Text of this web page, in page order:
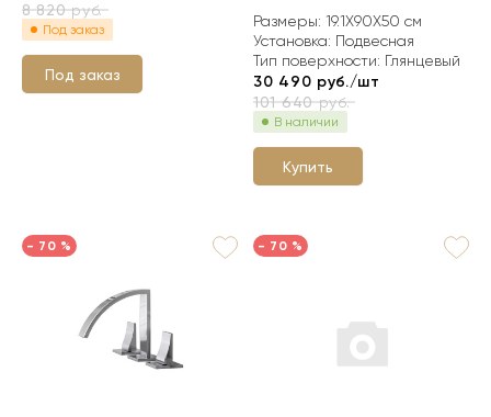
8 820руб.
Под заказ
Под заказ
Размеры: 19.1X90X50 см
Установка: Подвесная
Тип поверхности: Глянцевый
30 490 руб./шт
101 640руб.
В наличии
Купить
- 70 % - 70 %